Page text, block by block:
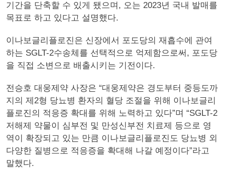
기간을 단축할 수 있게 됐으며, 오는 2023년 국내 발매를
목표로 하고 있다고 설명했다.
이나보글리플로진은 신장에서 포도당의 재흡수에 관여
하는 SGLT-2수송체를 선택적으로 억제함으로써, 포도당
을 직접 소변으로 배출시키는 기전이다.
전승호 대웅제약 사장은 “대웅제약은 경도부터 중등도까
지의 제2형 당뇨병 환자의 혈당 조절을 위해 이나보글리
플로진의 적응증 확대를 위해 노력하고 있다”며 “SGLT-2
저해제 약물이 심부전 및 만성신부전 치료제 등으로 영
역이 확장되고 있는 만큼 이나보글리플로진도 당뇨병 외
다양한 질병으로 적응증을 확대해 나갈 예정이다”라고
말했다.